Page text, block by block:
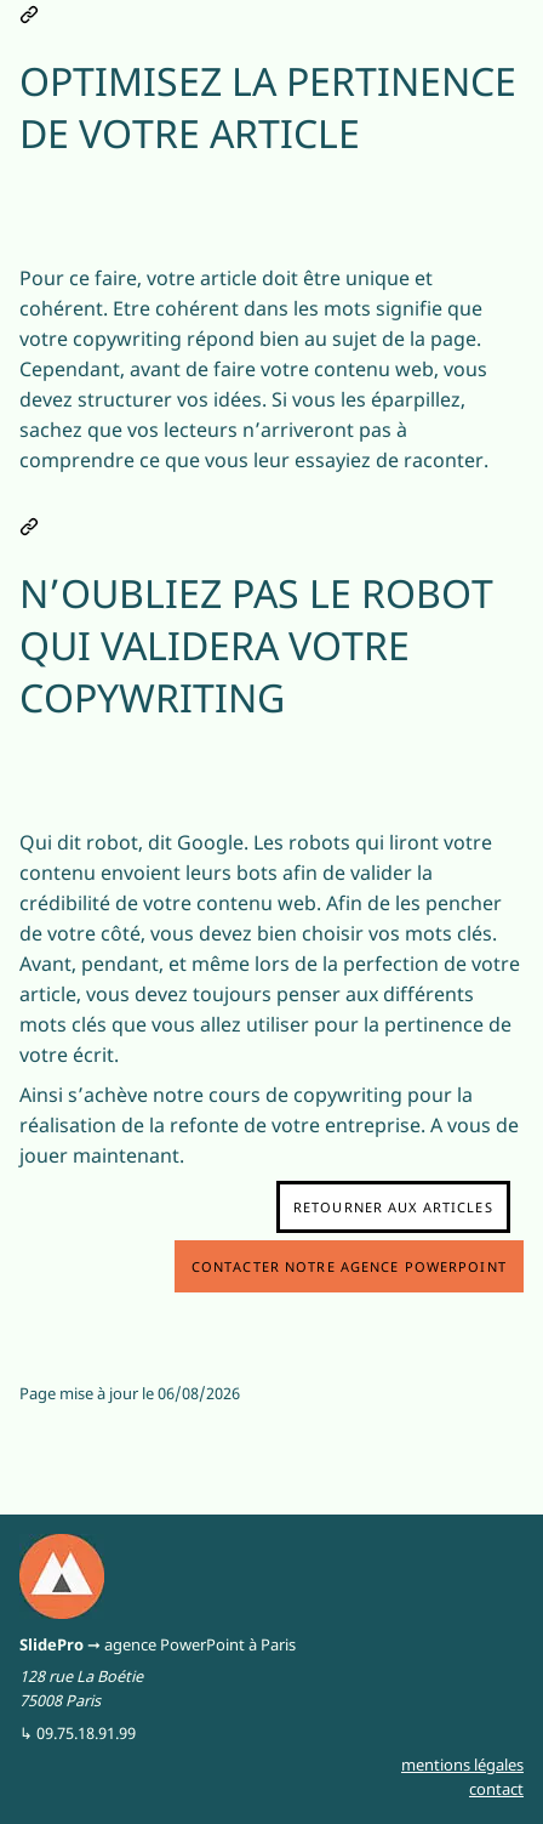
OPTIMISEZ LA PERTINENCE
DE VOTRE ARTICLE
Pour ce faire, votre article doit être unique et
cohérent. Etre cohérent dans les mots signifie que
votre copywriting répond bien au sujet de la page.
Cependant, avant de faire votre contenu web, vous
devez structurer vos idées. Si vous les éparpillez,
sachez que vos lecteurs n’arriveront pas à
comprendre ce que vous leur essayiez de raconter.
N’OUBLIEZ PAS LE ROBOT
QUI VALIDERA VOTRE
COPYWRITING
Qui dit robot, dit Google. Les robots qui liront votre
contenu envoient leurs bots afin de valider la
crédibilité de votre contenu web. Afin de les pencher
de votre côté, vous devez bien choisir vos mots clés.
Avant, pendant, et même lors de la perfection de votre
article, vous devez toujours penser aux différents
mots clés que vous allez utiliser pour la pertinence de
votre écrit.
Ainsi s’achève notre cours de copywriting pour la
réalisation de la refonte de votre entreprise. A vous de
jouer maintenant.
RETOURNER AUX ARTICLES
CONTACTER NOTRE AGENCE POWERPOINT
Page mise à jour le06/08/2026
SlidePro➞ agence PowerPoint à Paris
128 rue La Boétie
75008 Paris
↳ 09.75.18.91.99
mentions légales
contact